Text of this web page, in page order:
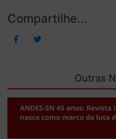
Compartilhe...
Outras